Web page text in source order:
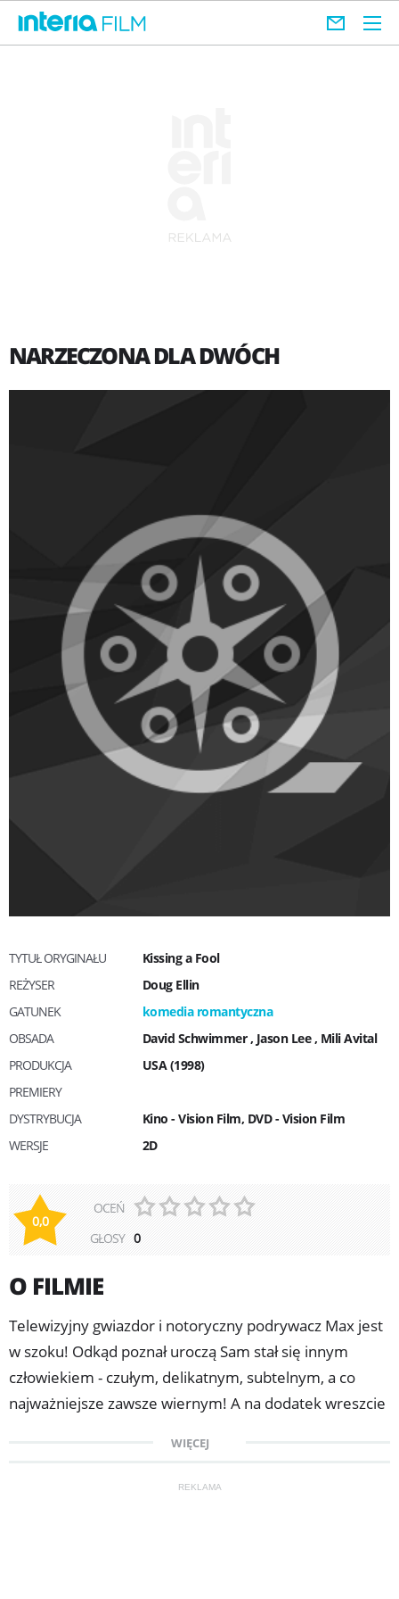
NARZECZONA DLA DWÓCH
TYTUŁ ORYGINAŁU
Kissing a Fool
REŻYSER
Doug Ellin
GATUNEK
komedia romantyczna
OBSADA
David Schwimmer, Jason Lee, Mili Avital
PRODUKCJA
USA (1998)
PREMIERY
DYSTRYBUCJA
Kino - Vision Film, DVD - Vision Film
WERSJE
2D
0,0
OCEŃ
GŁOSY 0
O FILMIE
Telewizyjny gwiazdor i notoryczny podrywacz Max jest
w szoku! Odkąd poznał uroczą Sam stał się innym
człowiekiem - czułym, delikatnym, subtelnym, a co
najważniejsze zawsze wiernym! A na dodatek wreszcie
data ślubu, tym bardziej Max jest przerażony: "Czy aby
na pewno Sam jest tą jedyną? Czy przypadkiem nie
WIĘCEJ
REKLAMA